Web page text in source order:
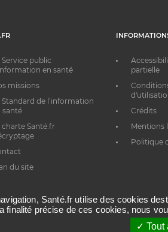
Service public
en santé
missions
Standard de l’information
santé
charte Santé.fr
du site
partielle
Crédits
Mentions
Politique
Santé.fr utilise des cookies
finalité précise de ces cookies, nous
Tout